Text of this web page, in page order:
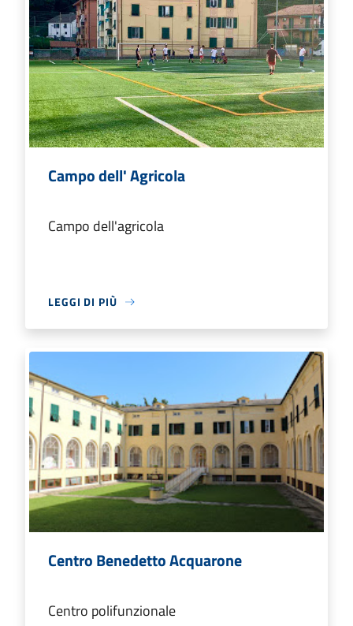
Campo dell' Agricola
Campo dell'agricola
LEGGI DI PIÙ
Centro Benedetto Acquarone
Centro polifunzionale